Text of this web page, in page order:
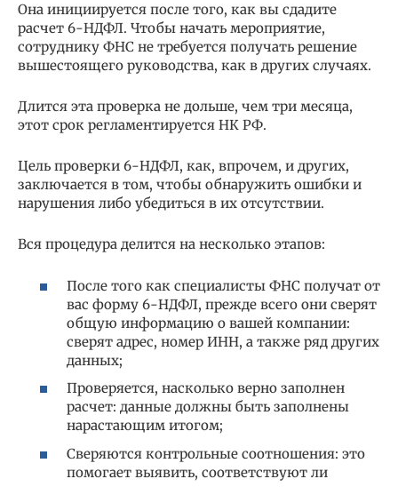
Она инициируется после того, как вы сдадите
расчет 6-НДФЛ. Чтобы начать мероприятие,
сотруднику ФНС не требуется получать решение
вышестоящего руководства, как в других случаях.
Длится эта проверка не дольше, чем три месяца,
этот срок регламентируется НК РФ.
Цель проверки 6-НДФЛ, как, впрочем, и других,
заключается в том, чтобы обнаружить ошибки и
нарушения либо убедиться в их отсутствии.
Вся процедура делится на несколько этапов:
После того как специалисты ФНС получат от
вас форму 6-НДФЛ, прежде всего они сверят
общую информацию о вашей компании:
сверят адрес, номер ИНН, а также ряд других
данных;
Проверяется, насколько верно заполнен
расчет: данные должны быть заполнены
нарастающим итогом;
Сверяются контрольные соотношения: это
помогает выявить, соответствуют ли